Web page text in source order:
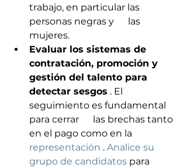
trabajo, en particular las
personas negras y      las
mujeres.
Evaluar los sistemas de
contratación, promoción y
gestión del talento para
detectar sesgos . El
seguimiento es fundamental
para cerrar      las brechas tanto
en el pago como en la
representación . Analice su
grupo de candidatos para